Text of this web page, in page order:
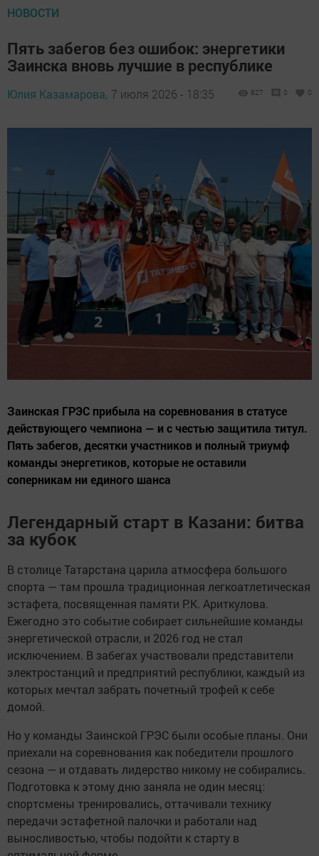
НОВОСТИ
Пять забегов без ошибок: энергетики
Заинска вновь лучшие в республике
Юлия Казамарова, 7 июля 2026 - 18:35 827 0 0
Заинская ГРЭС прибыла на соревнования в статусе
действующего чемпиона — и с честью защитила титул.
Пять забегов, десятки участников и полный триумф
команды энергетиков, которые не оставили
соперникам ни единого шанса
Легендарный старт в Казани: битва
за кубок
В столице Татарстана царила атмосфера большого
спорта — там прошла традиционная легкоатлетическая
эстафета, посвященная памяти Р.К. Ариткулова.
Ежегодно это событие собирает сильнейшие команды
энергетической отрасли, и 2026 год не стал
исключением. В забегах участвовали представители
электростанций и предприятий республики, каждый из
которых мечтал забрать почетный трофей к себе
домой.
Но у команды Заинской ГРЭС были особые планы. Они
приехали на соревнования как победители прошлого
сезона — и отдавать лидерство никому не собирались.
Подготовка к этому дню заняла не один месяц:
спортсмены тренировались, оттачивали технику
передачи эстафетной палочки и работали над
выносливостью, чтобы подойти к старту в